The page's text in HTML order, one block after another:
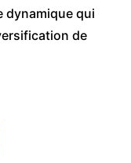
dynamique qui
de